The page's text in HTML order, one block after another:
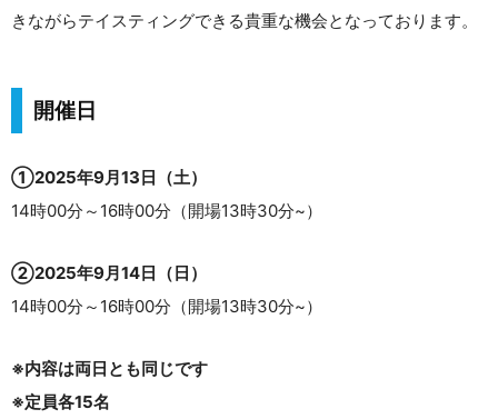
きながらテイスティングできる貴重な機会となっております。
開催日
①2025年9月13日（土）
14時00分～16時00分（開場13時30分~）
②2025年9月14日（日）
14時00分～16時00分（開場13時30分~）
※内容は両日とも同じです
※定員各15名